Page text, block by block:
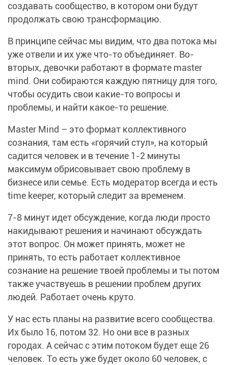
создавать сообщество, в котором они будут
продолжать свою трансформацию.
В принципе сейчас мы видим, что два потока мы
уже отвели и их уже что-то объединяет. Во-
вторых, девочки работают в формате master
mind. Они собираются каждую пятницу для того,
чтобы осудить свои какие-то вопросы и
проблемы, и найти какое-то решение.
Master Mind – это формат коллективного
сознания, там есть «горячий стул», на который
садится человек и в течение 1-2 минуты
максимум обрисовывает свою проблему в
бизнесе или семье. Есть модератор всегда и есть
time keeper, который следит за временем.
7-8 минут идет обсуждение, когда люди просто
накидывают решения и начинают обсуждать
этот вопрос. Он может принять, может не
принять, то есть работает коллективное
сознание на решение твоей проблемы и ты потом
также участвуешь в решении проблем других
людей. Работает очень круто.
У нас есть планы на развитие всего сообщества.
Их было 16, потом 32. Но они все в разных
городах. А сейчас с этим потоком будет еще 26
человек. То есть уже будет около 60 человек, с